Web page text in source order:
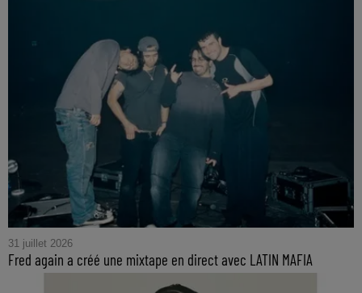
31 juillet 2026
Fred again a créé une mixtape en direct avec LATIN MAFIA